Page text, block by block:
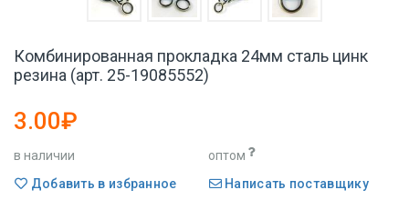
Комбинированная прокладка 24мм сталь цинк
резина (арт. 25-19085552)
3.00₽
в наличии
оптом
Добавить в избранное
Написать поставщику